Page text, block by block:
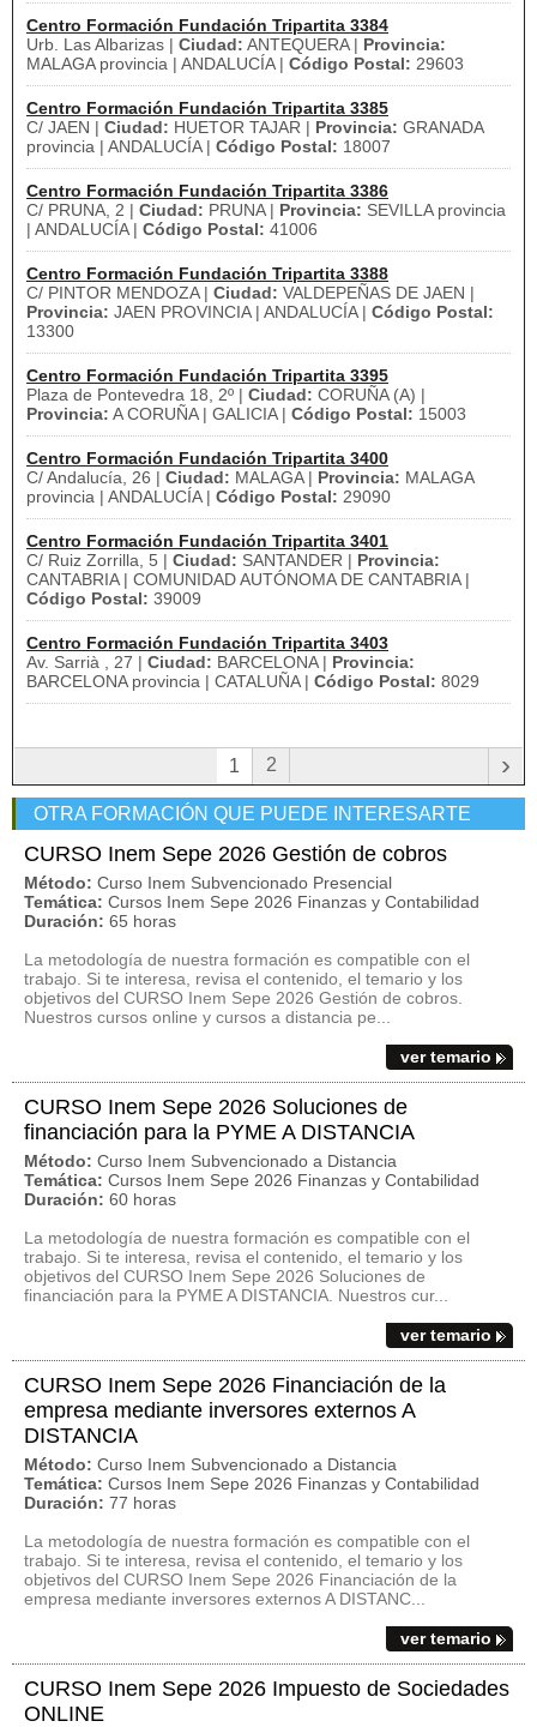
Centro Formación Fundación Tripartita 3384
Urb. Las Albarizas | Ciudad: ANTEQUERA | Provincia:
MALAGA provincia | ANDALUCÍA | Código Postal: 29603
Centro Formación Fundación Tripartita 3385
C/ JAEN | Ciudad: HUETOR TAJAR | Provincia: GRANADA
provincia | ANDALUCÍA | Código Postal: 18007
Centro Formación Fundación Tripartita 3386
C/ PRUNA, 2 | Ciudad: PRUNA | Provincia: SEVILLA provincia
| ANDALUCÍA | Código Postal: 41006
Centro Formación Fundación Tripartita 3388
C/ PINTOR MENDOZA | Ciudad: VALDEPEÑAS DE JAEN |
Provincia: JAEN PROVINCIA | ANDALUCÍA | Código Postal:
13300
Centro Formación Fundación Tripartita 3395
Plaza de Pontevedra 18, 2º | Ciudad: CORUÑA (A) |
Provincia: A CORUÑA | GALICIA | Código Postal: 15003
Centro Formación Fundación Tripartita 3400
C/ Andalucía, 26 | Ciudad: MALAGA | Provincia: MALAGA
provincia | ANDALUCÍA | Código Postal: 29090
Centro Formación Fundación Tripartita 3401
C/ Ruiz Zorrilla, 5 | Ciudad: SANTANDER | Provincia:
CANTABRIA | COMUNIDAD AUTÓNOMA DE CANTABRIA |
Código Postal: 39009
Centro Formación Fundación Tripartita 3403
Av. Sarrià , 27 | Ciudad: BARCELONA | Provincia:
BARCELONA provincia | CATALUÑA | Código Postal: 8029
1 2 ›
OTRA FORMACIÓN QUE PUEDE INTERESARTE
CURSO Inem Sepe 2026 Gestión de cobros
Método: Curso Inem Subvencionado Presencial
Temática: Cursos Inem Sepe 2026 Finanzas y Contabilidad
Duración: 65 horas
La metodología de nuestra formación es compatible con el
trabajo. Si te interesa, revisa el contenido, el temario y los
objetivos del CURSO Inem Sepe 2026 Gestión de cobros.
Nuestros cursos online y cursos a distancia pe...
ver temario
CURSO Inem Sepe 2026 Soluciones de
financiación para la PYME A DISTANCIA
Método: Curso Inem Subvencionado a Distancia
Temática: Cursos Inem Sepe 2026 Finanzas y Contabilidad
Duración: 60 horas
La metodología de nuestra formación es compatible con el
trabajo. Si te interesa, revisa el contenido, el temario y los
objetivos del CURSO Inem Sepe 2026 Soluciones de
financiación para la PYME A DISTANCIA. Nuestros cur...
ver temario
CURSO Inem Sepe 2026 Financiación de la
empresa mediante inversores externos A
DISTANCIA
Método: Curso Inem Subvencionado a Distancia
Temática: Cursos Inem Sepe 2026 Finanzas y Contabilidad
Duración: 77 horas
La metodología de nuestra formación es compatible con el
trabajo. Si te interesa, revisa el contenido, el temario y los
objetivos del CURSO Inem Sepe 2026 Financiación de la
empresa mediante inversores externos A DISTANC...
ver temario
CURSO Inem Sepe 2026 Impuesto de Sociedades
ONLINE